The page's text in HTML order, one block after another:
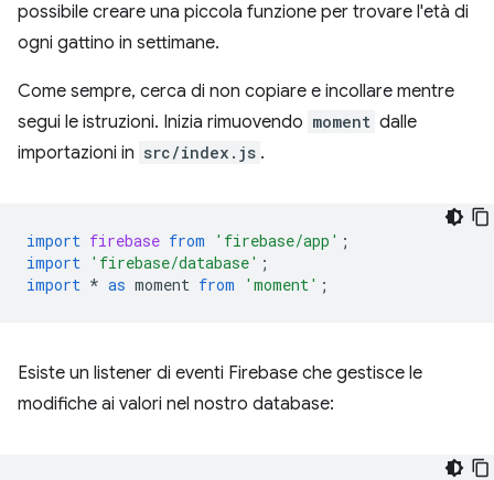
possibile creare una piccola funzione per trovare l'età di
ogni gattino in settimane.
Come sempre, cerca di non copiare e incollare mentre
segui le istruzioni. Inizia rimuovendo moment dalle
importazioni in src/index.js .
import firebase from 'firebase/app' ;
import 'firebase/database' ;
import * as moment from 'moment' ;
Esiste un listener di eventi Firebase che gestisce le
modifiche ai valori nel nostro database: